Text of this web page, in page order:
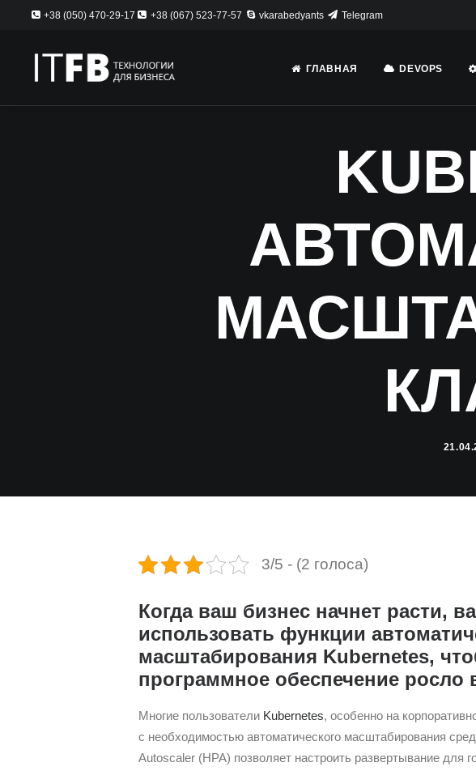
+38 (050) 470-29-17 +38 (067) 523-77-57 vkarabedyants Telegram
ГЛАВНАЯ DEVOPS
3/5 - (2 голоса)
Когда ваш бизнес начнет расти,
использовать функции
масштабирования Kubernetes,
программное обеспечение росло
Многие пользователи Kubernetes, особенно на
с необходимостью автоматического масштабирования
Autoscaler (HPA) позволяет настроить развертывание для